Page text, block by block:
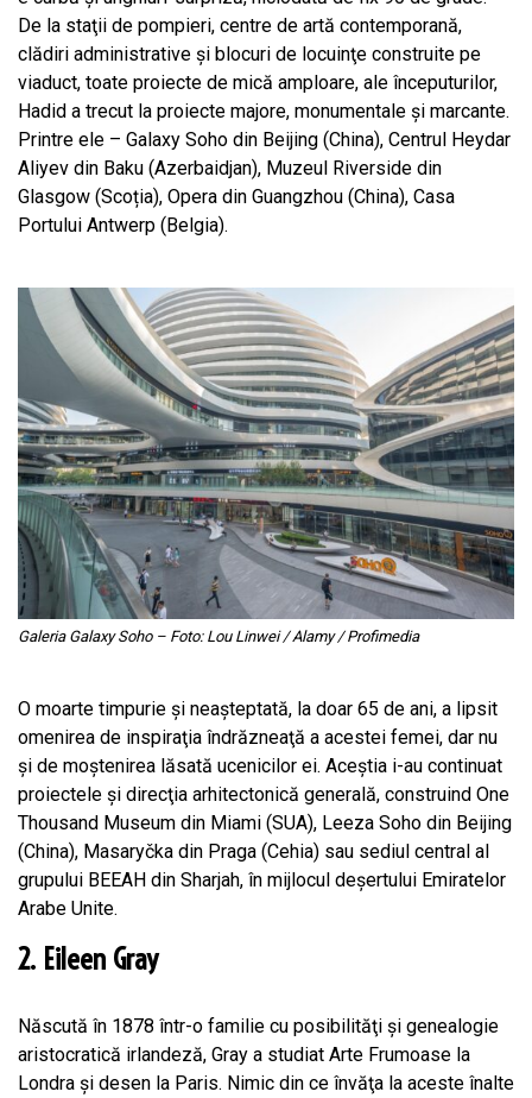
De la staţii de pompieri, centre de artă contemporană,
clădiri administrative şi blocuri de locuinţe construite pe
viaduct, toate proiecte de mică amploare, ale începuturilor,
Hadid a trecut la proiecte majore, monumentale şi marcante.
Printre ele – Galaxy Soho din Beijing (China), Centrul Heydar
Aliyev din Baku (Azerbaidjan), Muzeul Riverside din
Glasgow (Scoția), Opera din Guangzhou (China), Casa
Portului Antwerp (Belgia).
Galeria Galaxy Soho – Foto: Lou Linwei / Alamy / Profimedia
O moarte timpurie şi neaşteptată, la doar 65 de ani, a lipsit
omenirea de inspiraţia îndrăzneaţă a acestei femei, dar nu
şi de moştenirea lăsată ucenicilor ei. Aceștia i-au continuat
proiectele şi direcţia arhitectonică generală, construind One
Thousand Museum din Miami (SUA), Leeza Soho din Beijing
(China), Masaryčka din Praga (Cehia) sau sediul central al
grupului BEEAH din Sharjah, în mijlocul deşertului Emiratelor
Arabe Unite.
2. Eileen Gray
Născută în 1878 într-o familie cu posibilităţi şi genealogie
aristocratică irlandeză, Gray a studiat Arte Frumoase la
Londra şi desen la Paris. Nimic din ce învăţa la aceste înalte